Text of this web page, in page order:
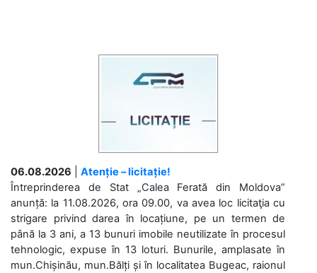
06.08.2026
Atenție – licitație!
Întreprinderea de Stat „Calea Ferată din Moldova”
anunță: la 11.08.2026, ora 09.00, va avea loc licitaţia cu
strigare privind darea în locațiune, pe un termen de
până la 3 ani, a 13 bunuri imobile neutilizate în procesul
tehnologic, expuse în 13 loturi. Bunurile, amplasate în
mun.Chișinău, mun.Bălți și în localitatea Bugeac, raionul